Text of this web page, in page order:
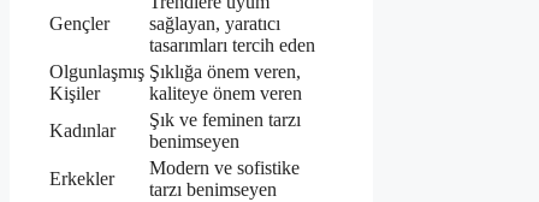
Gençler
sağlayan, yaratıcı
tasarımları tercih eden
Olgunlaşmış
Kişiler
Şıklığa önem veren,
kaliteye önem veren
Kadınlar
Şık ve feminen tarzı
benimseyen
Erkekler
Modern ve sofistike
tarzı benimseyen